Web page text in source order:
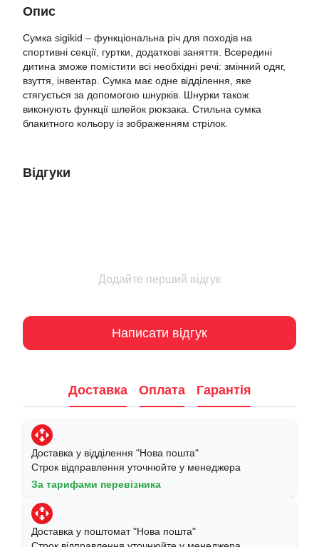
Опис
Сумка sigikid – функціональна річ для походів на
спортивні секції, гуртки, додаткові заняття. Всередині
дитина зможе помістити всі необхідні речі: змінний одяг,
взуття, інвентар. Сумка має одне відділення, яке
стягується за допомогою шнурків. Шнурки також
виконують функції шлейок рюкзака. Стильна сумка
блакитного кольору із зображенням стрілок.
Відгуки
Додайте перший відгук
Написати відгук
Доставка Оплата Гарантія
Доставка у відділення "Нова пошта"
Строк відправлення уточнюйте у менеджера
За тарифами перевізника
Доставка у поштомат "Нова пошта"